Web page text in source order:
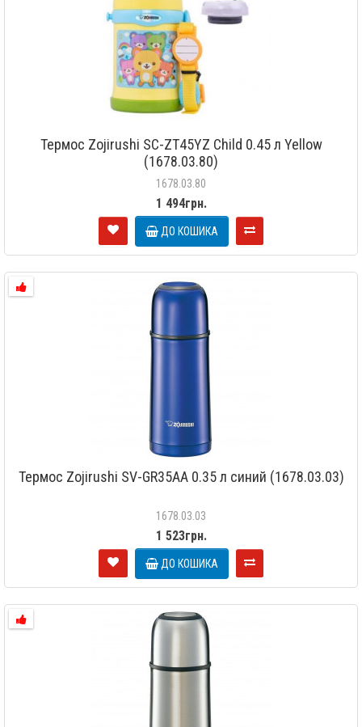
Термос Zojirushi SC-ZT45YZ Child 0.45 л Yellow
(1678.03.80)
1678.03.80
1 494грн.
ДО КОШИКА
Термос Zojirushi SV-GR35AA 0.35 л синий (1678.03.03)
1678.03.03
1 523грн.
ДО КОШИКА